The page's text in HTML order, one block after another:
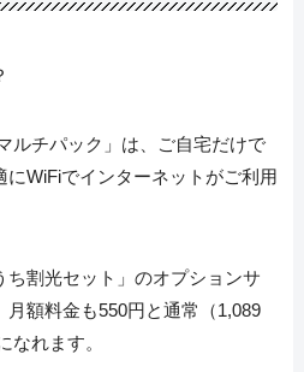
ルチパック」は、ご自宅だけで
WiFiでインターネットがご利用
割光セット」のオプションサ
額料金も550円と通常（1,089
なれます。